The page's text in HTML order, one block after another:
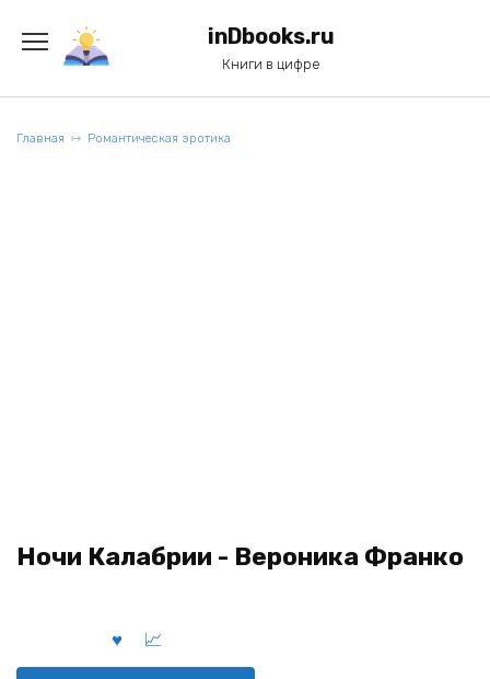
содержанию
inDbooks.ru
Книги в цифре
Главная Романтическая эротика
Ночи Калабрии - Вероника Франко